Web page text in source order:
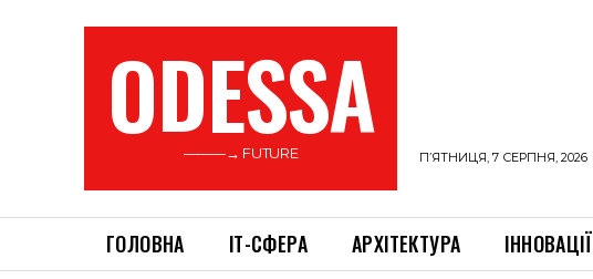
ODESSA
———→ FUTURE П’ЯТНИЦЯ, 7 СЕРПНЯ, 2026
ГОЛОВНА ІТ-СФЕРА АРХІТЕКТУРА ІННОВАЦІЇ